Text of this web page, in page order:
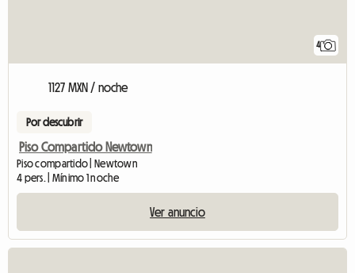
4
1127 MXN / noche
Por descubrir
Piso Compartido Newtown
Piso compartido | Newtown
4 pers. | Mínimo 1 noche
Ver anuncio